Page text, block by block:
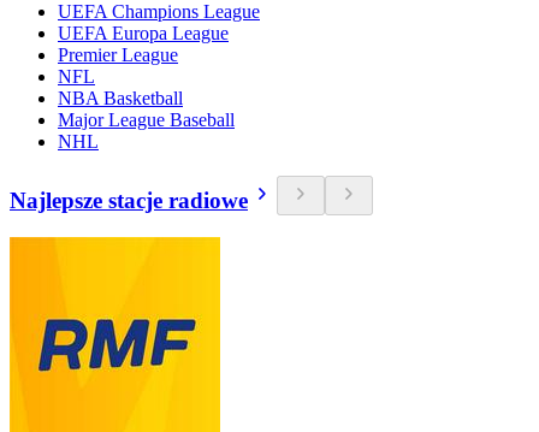
UEFA Champions League
UEFA Europa League
Premier League
NFL
NBA Basketball
Major League Baseball
NHL
Najlepsze stacje radiowe